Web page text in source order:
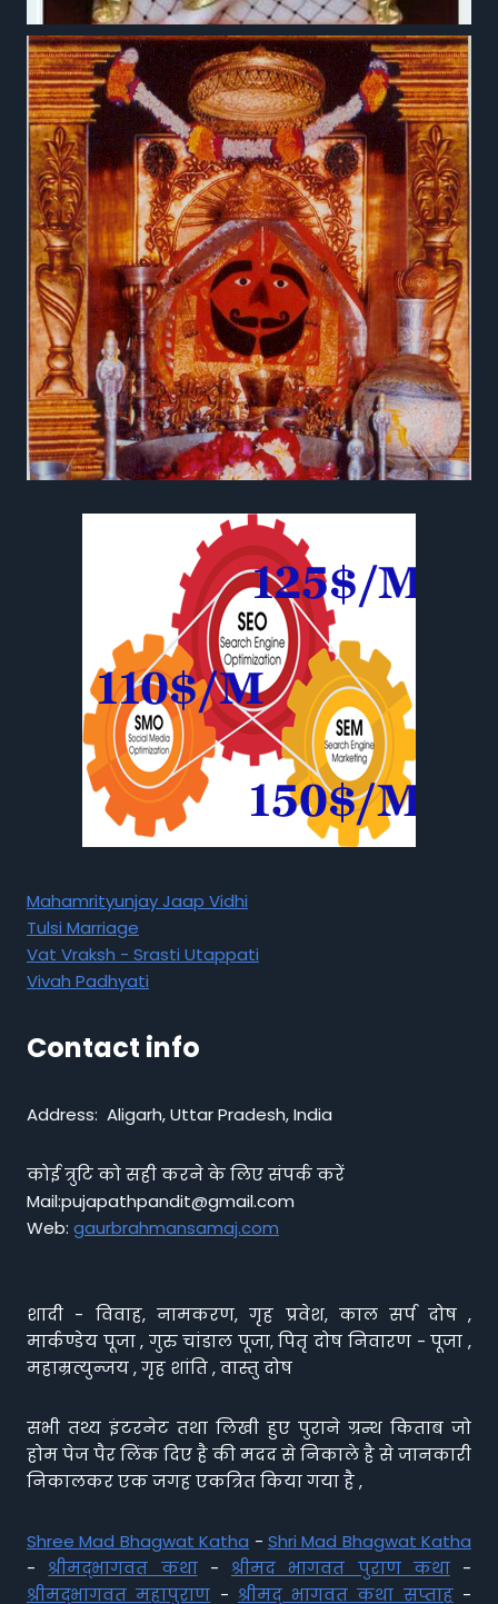
Mahamrityunjay Jaap Vidhi
Tulsi Marriage
Vat Vraksh - Srasti Utappati
Vivah Padhyati
Contact info
Address: Aligarh, Uttar Pradesh, India
कोई त्रुटि को सही करने के लिए संपर्क करें
Mail:pujapathpandit@gmail.com
Web: gaurbrahmansamaj.com
शादी - विवाह, नामकरण, गृह प्रवेश, काल सर्प दोष ,
मार्कण्डेय पूजा , गुरु चांडाल पूजा, पितृ दोष निवारण - पूजा ,
महाम्रत्युन्जय , गृह शांति , वास्तु दोष
सभी तथ्य इंटरनेट तथा लिखी हुए पुराने ग्रन्थ किताब जो
होम पेज पैर लिंक दिए है की मदद से निकाले है से जानकारी
निकालकर एक जगह एकत्रित किया गया है ,
Shree Mad Bhagwat Katha - Shri Mad Bhagwat Katha
- श्रीमद्भागवत कथा- श्रीमद भागवत पुराण कथा-
श्रीमद्भागवत महापुराण - श्रीमद् भागवत कथा सप्ताह-